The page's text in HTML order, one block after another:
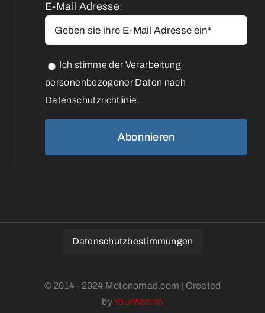
E-Mail Adresse:
Ich stimme der Verarbeitung
personenbezogener Daten nach
Datenschutzrichtlinie.
Datenschutzbestimmungen
© 2014 - 2024 Motonomad.com | Created
byYourWeb.ro